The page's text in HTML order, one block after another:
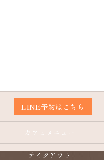
LINE予約はこちら
カフェメニュー
テイクアウト